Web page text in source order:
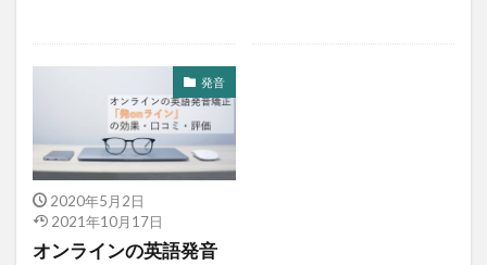
発音
2020年5月2日
2021年10月17日
オンラインの英語発音